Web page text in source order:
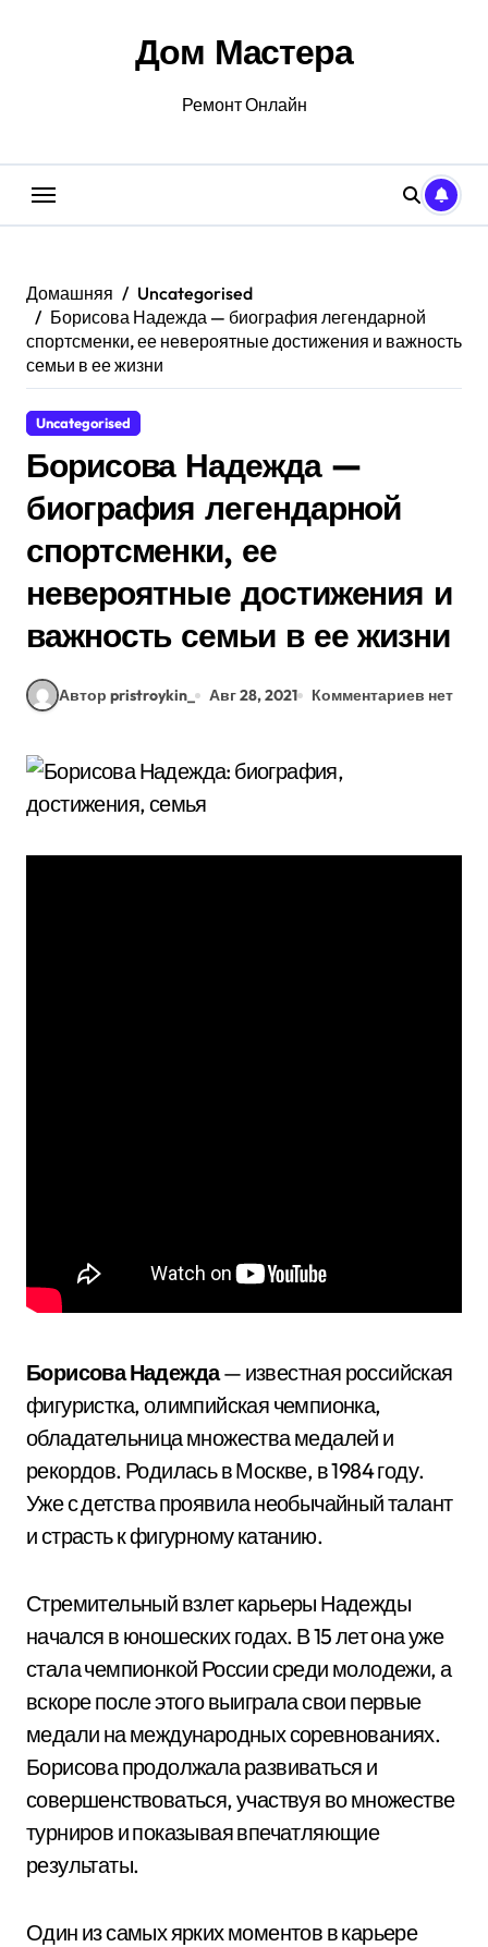
Дом Мастера
Ремонт Онлайн
Домашняя
Uncategorised
Борисова Надежда — биография легендарной
спортсменки, ее невероятные достижения и важность
семьи в ее жизни
Uncategorised
Борисова Надежда —
биография легендарной
спортсменки, ее
невероятные достижения и
важность семьи в ее жизни
Автор pristroykin_ Авг 28, 2021 Комментариев нет
Борисова Надежда— известная российская
фигуристка, олимпийская чемпионка,
обладательница множества медалей и
рекордов. Родилась в Москве, в 1984 году.
Уже с детства проявила необычайный талант
и страсть к фигурному катанию.
Стремительный взлет карьеры Надежды
начался в юношеских годах. В 15 лет она уже
стала чемпионкой России среди молодежи, а
вскоре после этого выиграла свои первые
медали на международных соревнованиях.
Борисова продолжала развиваться и
совершенствоваться, участвуя во множестве
турниров и показывая впечатляющие
результаты.
Один из самых ярких моментов в карьере